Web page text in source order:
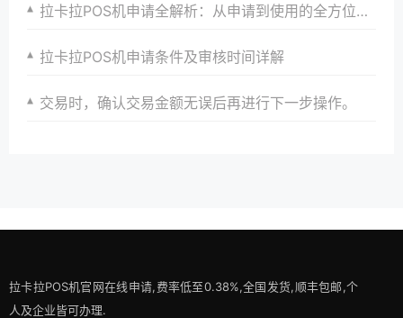
拉卡拉POS机申请全解析：从申请到使用的全方位剖析与指导
拉卡拉POS机申请条件及审核时间详解
交易时，确认交易金额无误后再进行下一步操作。
拉卡拉POS机官网在线申请,费率低至0.38%,全国发货,顺丰包邮,个
人及企业皆可办理.